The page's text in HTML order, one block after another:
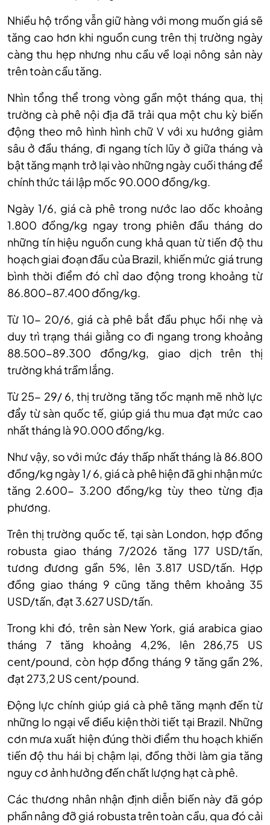
Nhiều hộ trồng vẫn giữ hàng với mong muốn giá sẽ
tăng cao hơn khi nguồn cung trên thị trường ngày
càng thu hẹp nhưng nhu cầu về loại nông sản này
trên toàn cầu tăng.
Nhìn tổng thể trong vòng gần một tháng qua, thị
trường cà phê nội địa đã trải qua một chu kỳ biến
động theo mô hình hình chữ V với xu hướng giảm
sâu ở đầu tháng, đi ngang tích lũy ở giữa tháng và
bật tăng mạnh trở lại vào những ngày cuối tháng để
chính thức tái lập mốc 90.000 đồng/kg.
Ngày 1/6, giá cà phê trong nước lao dốc khoảng
1.800 đồng/kg ngay trong phiên đầu tháng do
những tín hiệu nguồn cung khả quan từ tiến độ thu
hoạch giai đoạn đầu của Brazil, khiến mức giá trung
bình thời điểm đó chỉ dao động trong khoảng từ
86.800-87.400 đồng/kg.
Từ 10- 20/6, giá cà phê bắt đầu phục hồi nhẹ và
duy trì trạng thái giằng co đi ngang trong khoảng
88.500-89.300 đồng/kg, giao dịch trên thị
trường khá trầm lắng.
Từ 25- 29/ 6, thị trường tăng tốc mạnh mẽ nhờ lực
đẩy từ sàn quốc tế, giúp giá thu mua đạt mức cao
nhất tháng là 90.000 đồng/kg.
Như vậy, so với mức đáy thấp nhất tháng là 86.800
đồng/kg ngày 1/6, giá cà phê hiệnđã ghi nhận mức
tăng 2.600- 3.200 đồng/kg tùy theo từng địa
phương.
Trên thị trường quốc tế, tại sàn London, hợp đồng
robusta giao tháng 7/2026 tăng 177 USD/tấn,
tương đương gần 5%, lên 3.817 USD/tấn. Hợp
đồng giao tháng 9 cũng tăng thêm khoảng 35
USD/tấn, đạt 3.627 USD/tấn.
Trong khi đó, trên sàn New York, giá arabica giao
tháng 7 tăng khoảng 4,2%, lên 286,75 US
cent/pound, còn hợp đồng tháng 9 tăng gần 2%,
đạt 273,2 US cent/pound.
Động lực chính giúp giá cà phê tăng mạnh đến từ
những lo ngại về điều kiện thời tiết tại Brazil. Những
cơn mưa xuất hiện đúng thời điểm thu hoạch khiến
tiến độ thu hái bị chậm lại, đồng thời làm gia tăng
nguy cơ ảnh hưởng đến chất lượng hạt cà phê.
Các thương nhân nhận định diễn biến này đã góp
phần nâng đỡ giá robusta trên toàn cầu, qua đó cải